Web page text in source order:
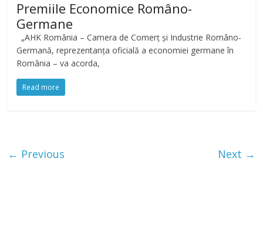
Premiile Economice Româno-
Germane
„AHK România – Camera de Comerț și Industrie Româno-
Germană, reprezentanța oficială a economiei germane în
România – va acorda,
Read more
← Previous Next →